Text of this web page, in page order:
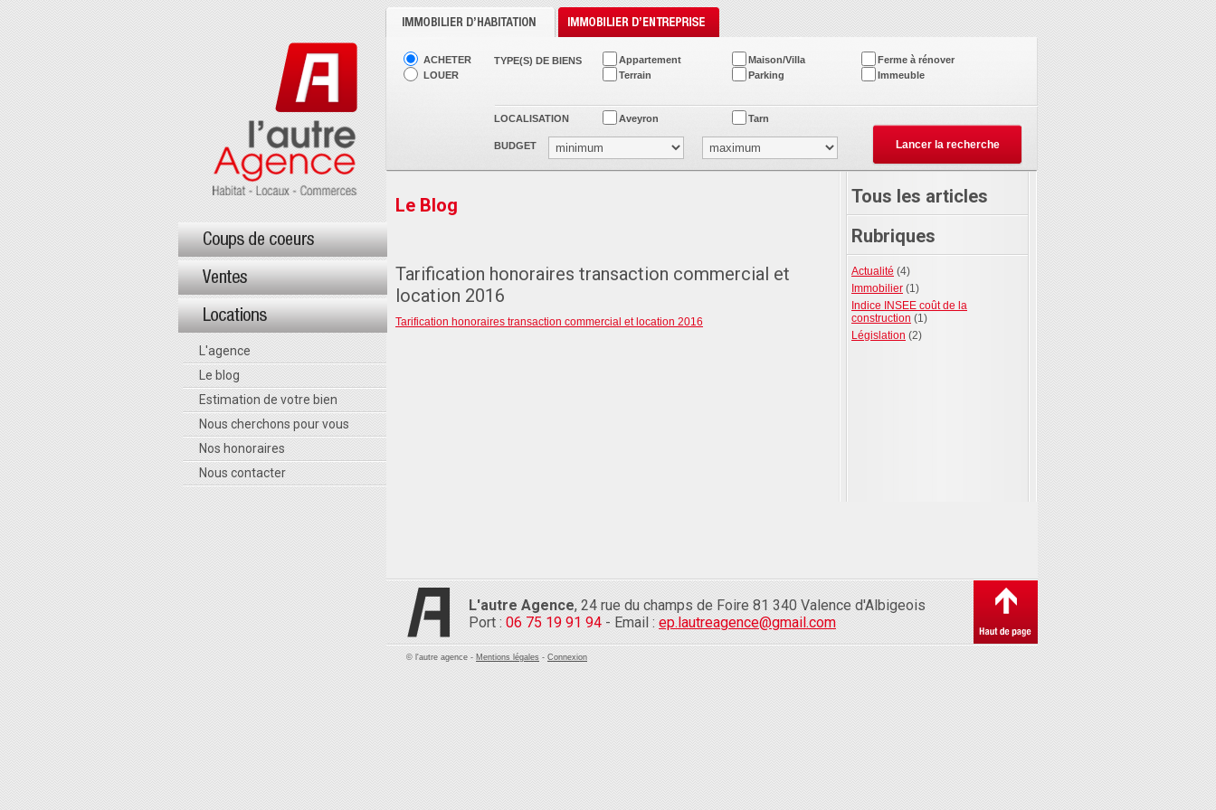
ACHETER
LOUER
TYPE(S) DE BIENS Appartement Maison/Villa
Ferme à rénover
Terrain
Parking Immeuble
LOCALISATION Aveyron Tarn
BUDGET
L'agence
Le blog
Estimation de votre bien
Nous cherchons pour vous
Nos honoraires
Nous contacter
Le Blog
Tarification honoraires transaction commercial et
location 2016
Tarification honoraires transaction commercial et location 2016
Tous les articles
Rubriques
Actualité (4)
Immobilier (1)
Indice INSEE coût de la
construction (1)
Législation (2)
L'autre Agence, 24 rue du champs de Foire 81 340 Valence d'Albigeois
Port : 06 75 19 91 94 - Email : ep.lautreagence@gmail.com
© l'autre agence - Mentions légales - Connexion